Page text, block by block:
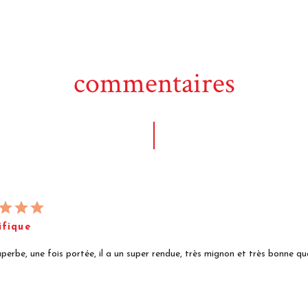
commentaires
une fois portée, il a un super rendue, très mignon et très bonne